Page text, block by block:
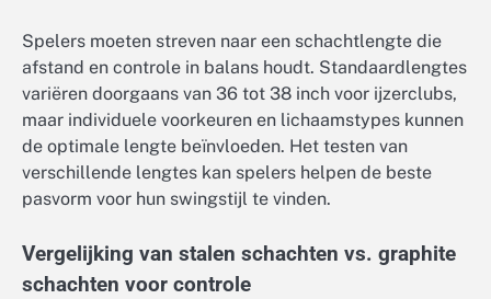
Spelers moeten streven naar een schachtlengte die
afstand en controle in balans houdt. Standaardlengtes
variëren doorgaans van 36 tot 38 inch voor ijzerclubs,
maar individuele voorkeuren en lichaamstypes kunnen
de optimale lengte beïnvloeden. Het testen van
verschillende lengtes kan spelers helpen de beste
pasvorm voor hun swingstijl te vinden.
Vergelijking van stalen schachten vs. graphite
schachten voor controle